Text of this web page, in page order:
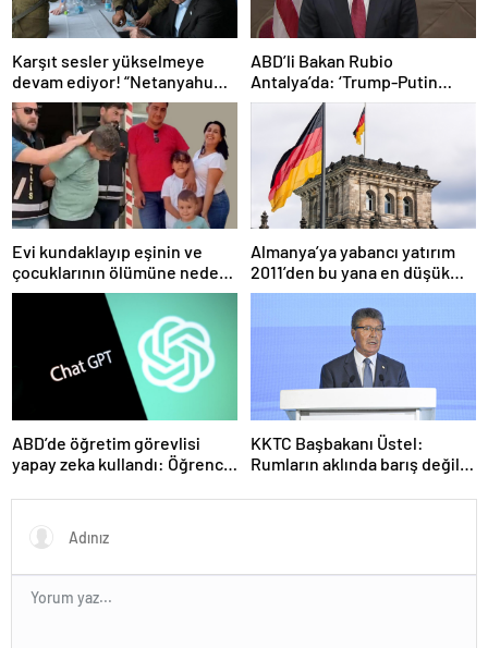
Karşıt sesler yükselmeye
devam ediyor! “Netanyahu
geleceğimizi Gazze’nin
kumlarına gömüyor”
ABD’li Bakan Rubio
Antalya’da: ‘Trump-Putin
görüşmedikçe başaramayız’
Evi kundaklayıp eşinin ve
çocuklarının ölümüne neden
olmuştu! Yeni görüntüler
Almanya’ya yabancı yatırım
2011’den bu yana en düşük
seviyede
ABD’de öğretim görevlisi
yapay zeka kullandı: Öğrenci
KKTC Başbakanı Üstel:
Rumların aklında barış değil